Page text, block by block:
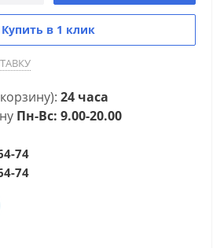
Купить в 1 клик
24 часа
Пн-Вс: 9.00-20.00
74
74